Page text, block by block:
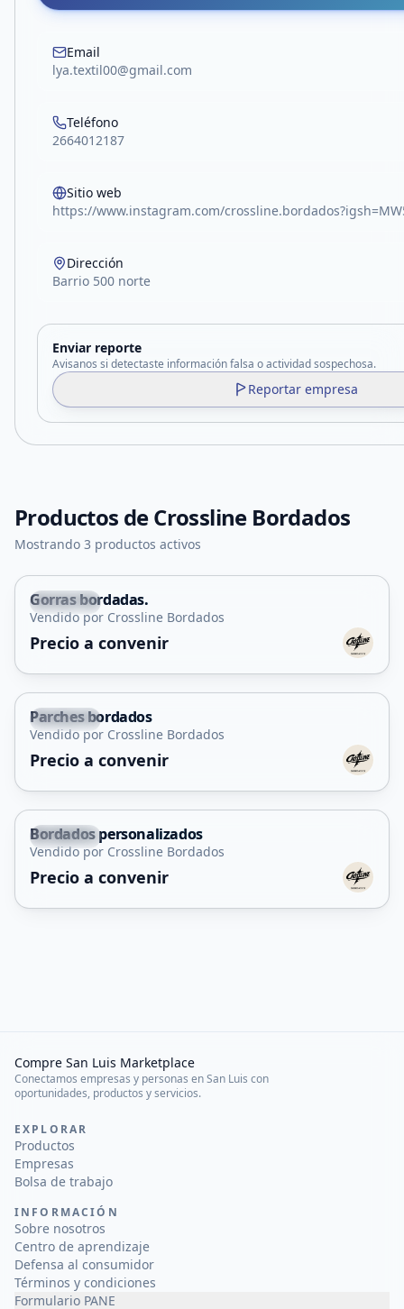
Email
lya.textil00@gmail.com
Teléfono
2664012187
Sitio web
https://www.instagram.com/
Dirección
Barrio 500 norte
Enviar reporte
Avisanos si detectaste información falsa o actividad sospechosa.
Reportar empresa
Productos deCrossline Bordados
Mostrando 3 productos activos
Capital
Gorras bordadas.
Vendido por Crossline Bordados
Precio a convenir
Capital
Parches bordados
Vendido por Crossline Bordados
Precio a convenir
Capital
Servicio
Bordados personalizados
Vendido por Crossline Bordados
Precio a convenir
Compre San Luis Marketplace
Conectamos empresas y personas en San Luis con
oportunidades, productos y servicios.
EXPLORAR
Productos
Empresas
Bolsa de trabajo
INFORMACIÓN
Sobre nosotros
Centro de aprendizaje
Defensa al consumidor
Términos y condiciones
Formulario PANE